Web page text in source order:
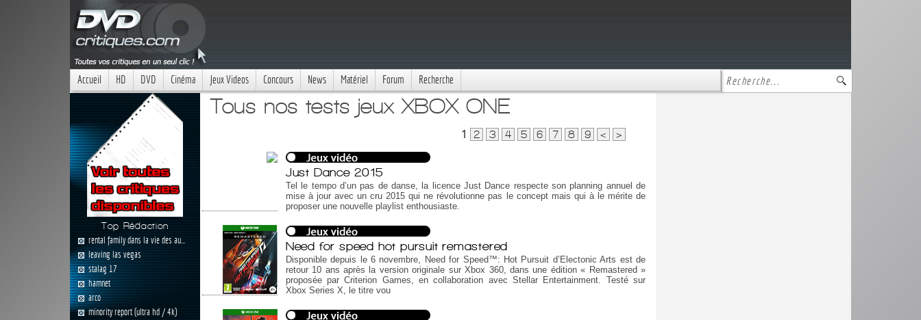
Accueil HD DVD Cinéma Jeux Videos Concours News Matériel Forum Recherche
Top Rédaction
rental family dans la vie des au...
leaving las vegas
stalag 17
hamnet
arco
minority report (ultra hd / 4k)
Tous nos tests jeux XBOX ONE
1 2 3 4 5 6 7 8 9 < >
Just Dance 2015
Tel le tempo d’un pas de danse, la licence Just Dance respecte son planning annuel de
mise à jour avec un cru 2015 qui ne révolutionne pas le concept mais qui à le mérite de
proposer une nouvelle playlist enthousiaste.
Need for speed hot pursuit remastered
Disponible depuis le 6 novembre, Need for Speed™: Hot Pursuit d’Electonic Arts est de
retour 10 ans après la version originale sur Xbox 360, dans une édition « Remastered »
proposée par Criterion Games, en collaboration avec Stellar Entertainment. Testé sur
Xbox Series X, le titre vou